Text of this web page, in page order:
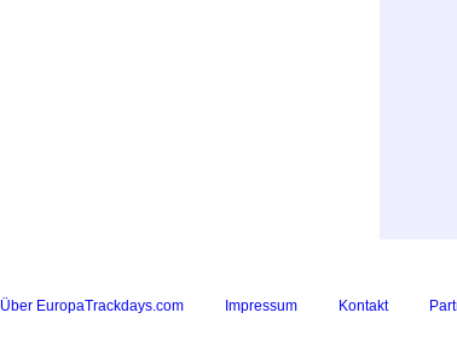
Über EuropaTrackdays.com Impressum Kontakt